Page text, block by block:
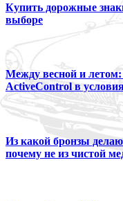
Купить дорожные
выборе
Между весной и
ActiveControl в
Из какой бронзы
почему не из чистой